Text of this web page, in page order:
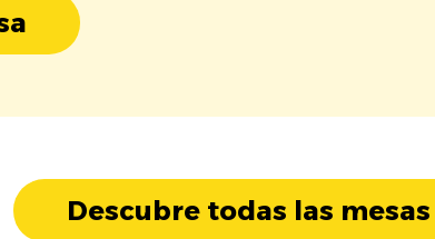
Descubre todas las